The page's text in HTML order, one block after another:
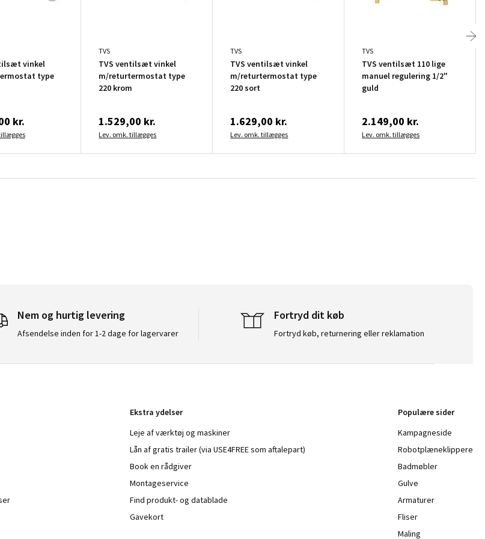
vinkel
type
kr.
TVS
TVS ventilsæt vinkel
m/returtermostat type
220 krom
1.529,00 kr.
Lev. omk. tillægges
TVS
TVS ventilsæt vinkel
m/returtermostat type
220 sort
1.629,00 kr.
Lev. omk. tillægges
TVS
TVS ventilsæt 110 lige
manuel regulering 1/2"
guld
2.149,00 kr.
Lev. omk. tillægges
Nem og hurtig levering
Afsendelse inden for 1-2 dage for lagervarer
Fortryd dit køb
Fortryd køb, returnering eller reklamation
Ekstra ydelser
Leje af værktøj og maskiner
Lån af gratis trailer (via USE4FREE som aftalepart)
Book en rådgiver
Montageservice
Find produkt- og datablade
Gavekort
Populære sider
Kampagneside
Robotplæneklippere
Badmøbler
Gulve
Armaturer
Fliser
Maling